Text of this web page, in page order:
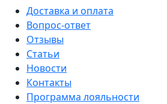
Доставка и оплата
Вопрос-ответ
Отзывы
Статьи
Новости
Контакты
Программа лояльности